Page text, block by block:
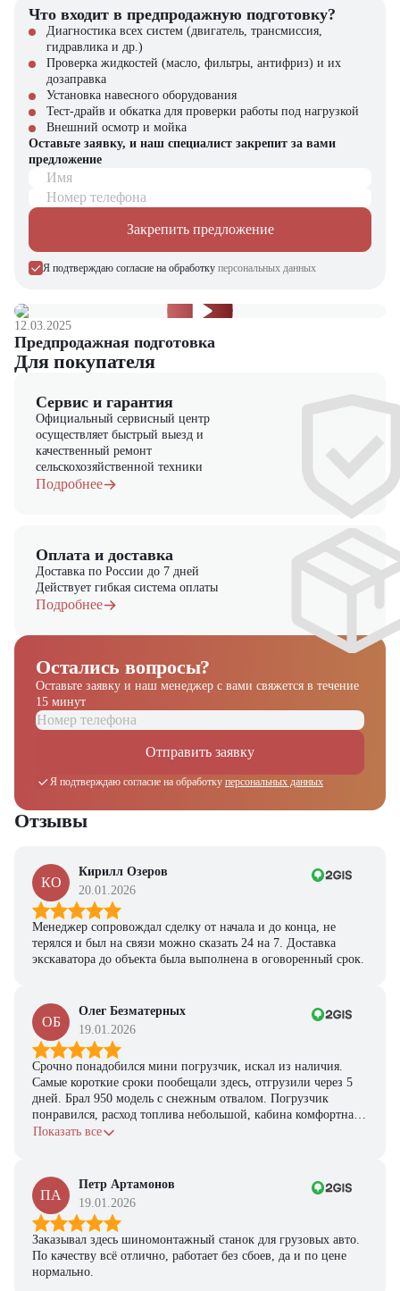
Почему стоит выбрать JAC CDD12-30-2 Compact?
Улучшенная обзорность для оператора
Оптимизированное энергопотребление
Простота обслуживания и ремонта
Совместимость с различными типами поддонов
Компания "ЦТО" – официальный дилер техники JAC,
предлагающий новые модели складского оборудования с гарантией.
У нас вы найдете: широкий выбор спецтехники, вилочных
погрузчиков, малой складской техники, навесного оборудования,
запчасти для долгосрочной эксплуатации, профессиональные
консультации по выбору техники.
Что входит в предпродажную подготовку?
Диагностика всех систем (двигатель, трансмиссия,
гидравлика и др.)
Проверка жидкостей (масло, фильтры, антифриз) и их
дозаправка
Установка навесного оборудования
Тест-драйв и обкатка для проверки работы под нагрузкой
Внешний осмотр и мойка
Оставьте заявку, и наш специалист закрепит за вами
предложение
Имя
Номер телефона
Закрепить предложение
Я подтверждаю согласие на обработку персональных данных
12.03.2025
Предпродажная подготовка
Для покупателя
Сервис и гарантия
Официальный сервисный центр
осуществляет быстрый выезд и
качественный ремонт
сельскохозяйственной техники
Подробнее
Оплата и доставка
Доставка по России до 7 дней
Действует гибкая система оплаты
Подробнее
Остались вопросы?
Оставьте заявку и наш менеджер с вами свяжется в течение
15 минут
Отправить заявку
Я подтверждаю согласие на обработку персональных данных
Отзывы
КО
Кирилл Озеров
20.01.2026
Менеджер сопровождал сделку от начала и до конца, не
терялся и был на связи можно сказать 24 на 7. Доставка
экскаватора до объекта была выполнена в оговоренный срок.
ОБ
Олег Безматерных
19.01.2026
Срочно понадобился мини погрузчик, искал из наличия.
Самые короткие сроки пообещали здесь, отгрузили через 5
дней. Брал 950 модель с снежным отвалом. Погрузчик
понравился, расход топлива небольшой, кабина комфортная,
с задачами справляется.
Показать все
ПА
Петр Артамонов
19.01.2026
Заказывал здесь шиномонтажный станок для грузовых авто.
По качеству всё отлично, работает без сбоев, да и по цене
нормально.